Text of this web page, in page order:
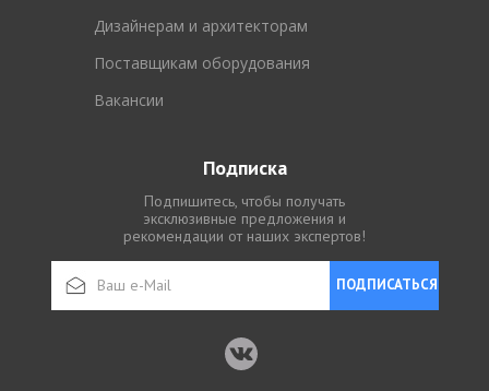
Дизайнерам и архитекторам
Поставщикам оборудования
Вакансии
Подписка
Подпишитесь, чтобы получать
эксклюзивные предложения и
рекомендации от наших экспертов!
ПОДПИСАТЬСЯ